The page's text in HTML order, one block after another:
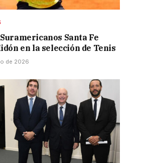
Santa Fe
en la selección de Tenis
de 2026